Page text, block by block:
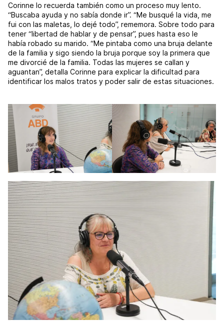
Corinne lo recuerda también como un proceso muy lento.
“Buscaba ayuda y no sabía donde ir”. “Me busqué la vida, me
fui con las maletas, lo dejé todo”, rememora. Sobre todo para
tener “libertad de hablar y de pensar”, pues hasta eso le
había robado su marido. “Me pintaba como una bruja delante
de la familia y sigo siendo la bruja porque soy la primera que
me divorcié de la familia. Todas las mujeres se callan y
aguantan”, detalla Corinne para explicar la dificultad para
identificar los malos tratos y poder salir de estas situaciones.